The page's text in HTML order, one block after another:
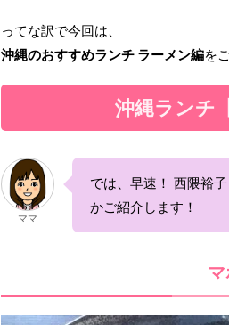
ってな訳で今回は、
沖縄のおすすめランチ ラーメン編を
沖縄ランチ
ママ
では、早速！ 西隈裕
かご紹介します！